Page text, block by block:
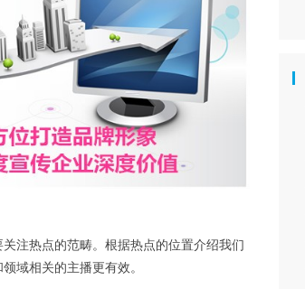
注热点的范畴。根据热点的位置介绍我们
域相关的主播更有效。